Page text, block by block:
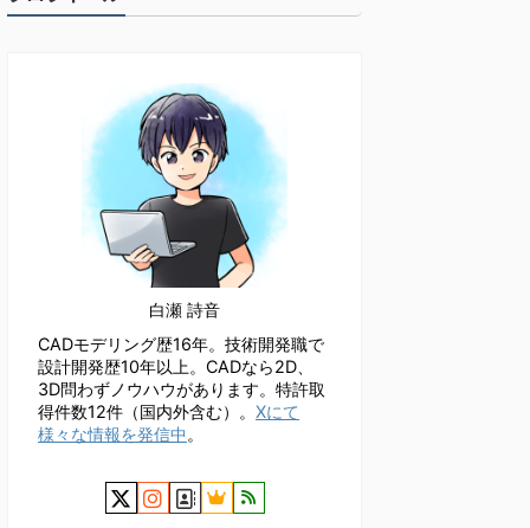
白瀬 詩音
CADモデリング歴16年。技術開発職で
設計開発歴10年以上。CADなら2D、
3D問わずノウハウがあります。特許取
得件数12件（国内外含む）。 Xにて
様々な情報を発信中 。